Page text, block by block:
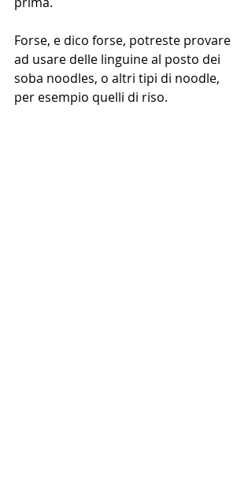
Forse, e dico forse, potreste provare
ad usare delle linguine al posto dei
soba noodles, o altri tipi di noodle,
per esempio quelli di riso.